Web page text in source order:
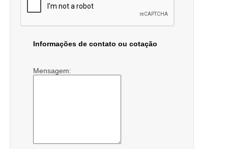
Informações de contato ou cotação
Mensagem: